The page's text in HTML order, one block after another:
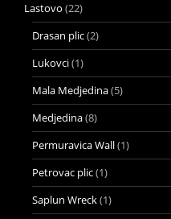
Lastovo (22)
Drasan plic(2)
Lukovci(1)
Mala Medjedina(5)
Medjedina(8)
Permuravica Wall(1)
Petrovac plic(1)
Saplun Wreck(1)